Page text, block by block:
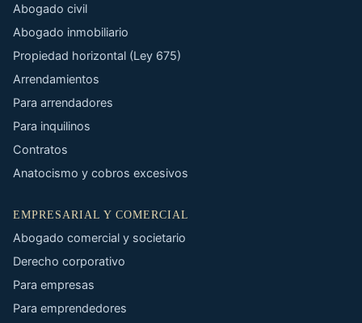
Abogado civil
Abogado inmobiliario
Propiedad horizontal (Ley 675)
Arrendamientos
Para arrendadores
Para inquilinos
Contratos
Anatocismo y cobros excesivos
EMPRESARIAL Y COMERCIAL
Abogado comercial y societario
Derecho corporativo
Para empresas
Para emprendedores